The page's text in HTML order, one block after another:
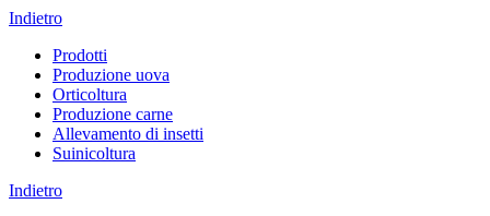
Indietro
Prodotti
Produzione uova
Orticoltura
Produzione carne
Allevamento di insetti
Suinicoltura
Indietro